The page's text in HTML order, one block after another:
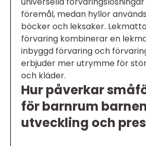
föremål, medan hyllor
böcker och leksaker.
förvaring kombinerar en
inbyggd förvaring och
erbjuder mer utrymme för
och kläder.
Hur påverkar
för barnrum
utveckling och